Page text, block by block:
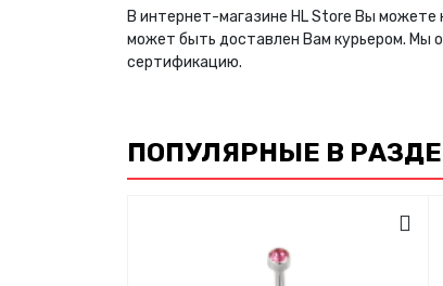
В интернет-магазине HL Store Вы можете
может быть доставлен Вам курьером. Мы
сертификацию.
ПОПУЛЯРНЫЕ В